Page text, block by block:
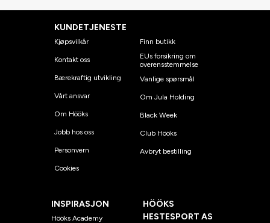
KUNDETJENESTE
Kjøpsvilkår
Kontakt oss
Bærekraftig utvikling
Vårt ansvar
Om Hööks
Jobb hos oss
Personvern
Cookies
Finn butikk
EUs forsikring om
overensstemmelse
Vanlige spørsmål
Om Jula Holding
Black Week
Club Hööks
Avbryt bestilling
INSPIRASJON
Hööks Academy
HÖÖKS
HESTESPORT AS